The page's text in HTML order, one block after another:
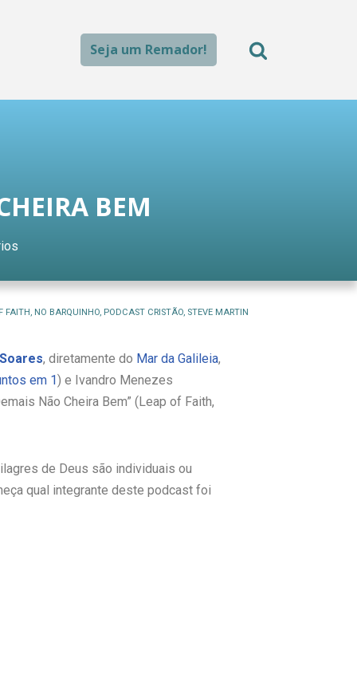
Seja um Remador!
BEM
FAITH , NO BARQUINHO, PODCAST CRISTÃO, STEVE MARTIN
, diretamente do Mar da Galileia,
em 1 ) e Ivandro Menezes
Não Cheira Bem” (Leap of Faith,
de Deus são individuais ou
qual integrante deste podcast foi